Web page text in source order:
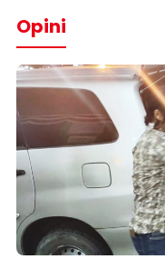
Opini